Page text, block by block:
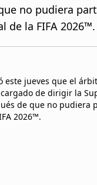
no pudiera
de la FIFA 2026™.
este jueves que el
de dirigir la
de que no pudiera
2026™.